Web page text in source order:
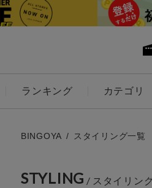
ランキング カテゴリ
BINGOYA スタイリング一覧
STYLING